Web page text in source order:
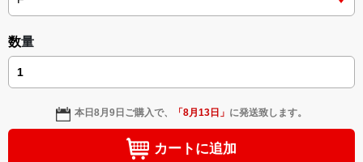
数量
本日8月9日 ご購入で、 「8月13日 」 に発送致します。
カートに追加